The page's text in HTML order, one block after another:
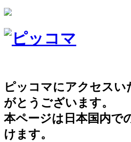
ピッコマにアクセスい
がとうございます。
本ページは日本国内で
けます。